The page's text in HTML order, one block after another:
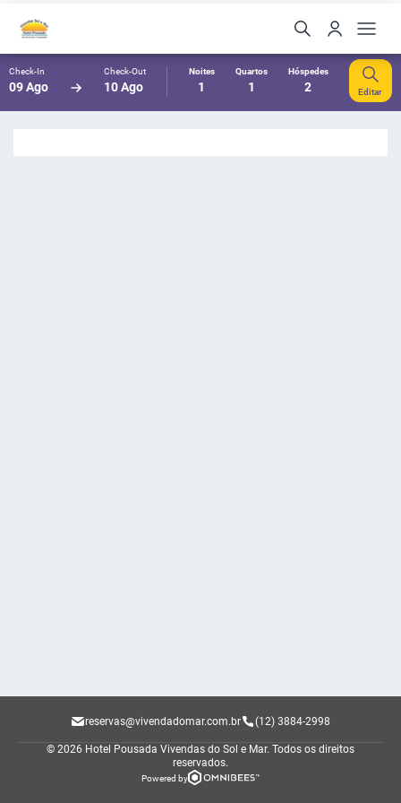
Check-In
09 Ago
Check-Out
10 Ago
Noites
1
Quartos
1
Hóspedes
2 Editar
reservas@vivendadomar.com.br (12) 3884-2998
© 2026 Hotel Pousada Vivendas do Sol e Mar. Todos os direitos
reservados.
Powered by